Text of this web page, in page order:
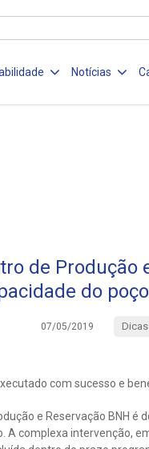
Notícias
de Produção
do
07/05/2019 Dicas
com sucesso e
e Reservação BNH é
A complexa intervenção,